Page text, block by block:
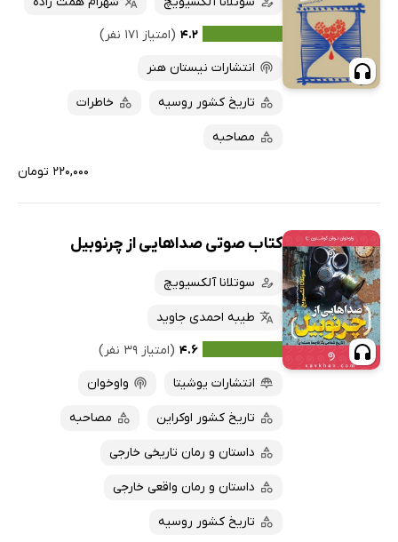
۴.۲ (امتیاز ۱۷۱ نفر)
انتشارات نیستان هنر
تاریخ کشور روسیه خاطرات
مصاحبه
۲۲۰,۰۰۰ تومان
کتاب صوتی صداهایی از چرنوبیل
سوتلانا آلکسیویچ
طیبه احمدی جاوید
۴.۶ (امتیاز ۳۹ نفر)
انتشارات یوشیتا
واوخوان
تاریخ کشور اوکراین مصاحبه
داستان و رمان تاریخی خارجی
داستان و رمان واقعی خارجی
تاریخ کشور روسیه